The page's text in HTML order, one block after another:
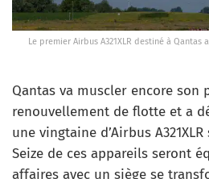
Le premier Airbus A321XLR destiné à
Qantas va muscler encore son
renouvellement de flotte et a
une vingtaine d’Airbus
Seize de ces appareils seront
affaires avec un siège se